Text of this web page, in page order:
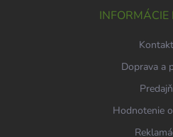
INFORMÁCIE
Doprava a
Hodnotenie